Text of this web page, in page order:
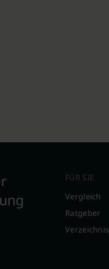
FÜR SIE
Vergleich
Ratgeber
Verzeichnis